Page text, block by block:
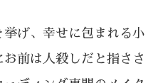
げ、幸せに包まれる小
前は人殺しだと指ささ